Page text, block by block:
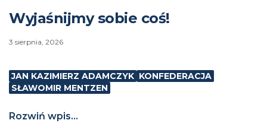
Wyjaśnijmy sobie coś!
3 sierpnia, 2026
JAN KAZIMIERZ ADAMCZYK KONFEDERACJA
SŁAWOMIR MENTZEN
Rozwiń wpis...